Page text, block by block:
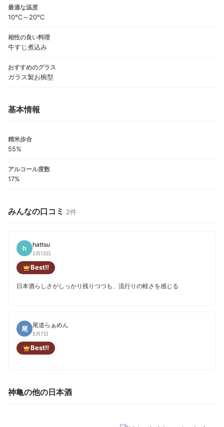
最適な温度
10℃～20℃
相性の良い料理
牛すじ煮込み
おすすめのグラス
ガラス製お椀型
基本情報
精米歩合
55%
アルコール度数
17%
みんなの口コミ 2件
h hattsu
2月12日
Best!!
日本酒らしさがしっかり残りつつも、流行りの軽さを感じる
尾 尾道らぁめん
5月7日
Best!!
神亀の他の日本酒